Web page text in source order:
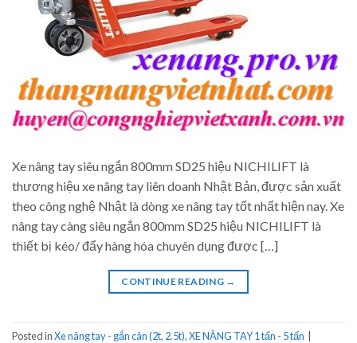
Xe nâng tay siêu ngắn 800mm SD25 hiệu NICHILIFT là
thương hiệu xe nâng tay liên doanh Nhật Bản, được sản xuất
theo công nghệ Nhật là dòng xe nâng tay tốt nhất hiện nay. Xe
nâng tay càng siêu ngắn 800mm SD25 hiệu NICHILIFT là
thiết bị kéo/ đẩy hàng hóa chuyên dụng được […]
CONTINUE READING →
Posted inXe nâng tay - gắn cân (2t, 2.5t),XE NÂNG TAY 1 tấn - 5 tấn